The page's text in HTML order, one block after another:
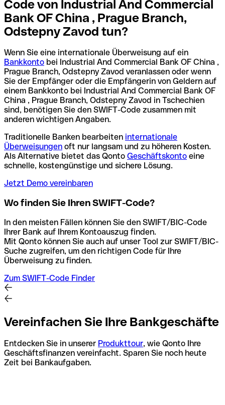
Code von Industrial And Commercial
Bank OF China , Prague Branch,
Odstepny Zavod tun?
Wenn Sie eine internationale Überweisung auf ein
Bankkonto bei Industrial And Commercial Bank OF China ,
Prague Branch, Odstepny Zavod veranlassen oder wenn
Sie der Empfänger oder die Empfängerin von Geldern auf
einem Bankkonto bei Industrial And Commercial Bank OF
China , Prague Branch, Odstepny Zavod in Tschechien
sind, benötigen Sie den SWIFT-Code zusammen mit
anderen wichtigen Angaben.
Traditionelle Banken bearbeiten internationale
Überweisungen oft nur langsam und zu höheren Kosten.
Als Alternative bietet das Qonto Geschäftskonto eine
schnelle, kostengünstige und sichere Lösung.
Jetzt Demo vereinbaren
Wo finden Sie Ihren SWIFT-Code?
In den meisten Fällen können Sie den SWIFT/BIC-Code
Ihrer Bank auf Ihrem Kontoauszug finden.
Mit Qonto können Sie auch auf unser Tool zur SWIFT/BIC-
Suche zugreifen, um den richtigen Code für Ihre
Überweisung zu finden.
Zum SWIFT-Code Finder
Vereinfachen Sie Ihre Bankgeschäfte
Entdecken Sie in unserer Produkttour, wie Qonto Ihre
Geschäftsfinanzen vereinfacht. Sparen Sie noch heute
Zeit bei Bankaufgaben.